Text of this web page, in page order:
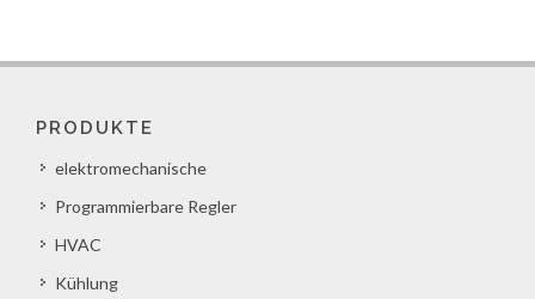
PRODUKTE
elektromechanische
Programmierbare Regler
HVAC
Kühlung